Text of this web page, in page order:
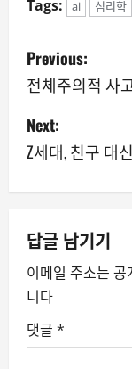
Tags: ai 심리학
P
o
s
t
n
a
v
i
g
Previous:
전체주의적 사
Next:
Z세대, 친구 대
답글 남기기
이메일 주소는
니다
댓글 *